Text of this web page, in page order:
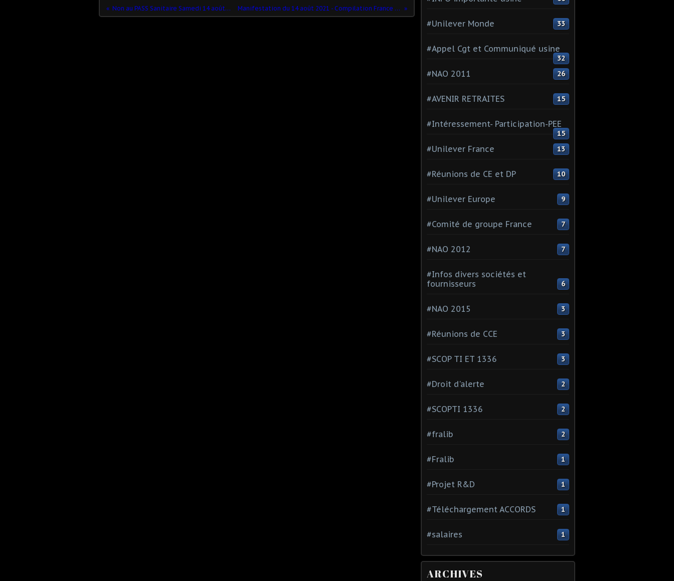
Non au PASS Sanitaire Samedi 14 août Compiègne devant la mairie à 14H30 Manifestation du 14 août 2021 - Compilation France (PARIS-TOULOUSE-MARSEILLE-LILLE-BORDEAUX...)
#Unilever Monde 33
#Appel Cgt et Communiqué usine
32
#NAO 2011 26
#AVENIR RETRAITES 15
#Intéressement- Participation-PEE
15
#Unilever France 13
#Réunions de CE et DP 10
#Unilever Europe 9
#Comité de groupe France 7
#NAO 2012 7
#Infos divers sociétés et
fournisseurs
6
#NAO 2015 3
#Réunions de CCE 3
#SCOP TI ET 1336 3
#Droit d'alerte 2
#SCOPTI 1336 2
#fralib 2
#Fralib 1
#Projet R&D 1
#Téléchargement ACCORDS 1
#salaires 1
ARCHIVES